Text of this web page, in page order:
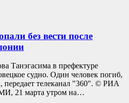
без вести после
Танэгасима в префектуре
судно. Один человек погиб,
передает телеканал "360". © РИА
21 марта утром на…